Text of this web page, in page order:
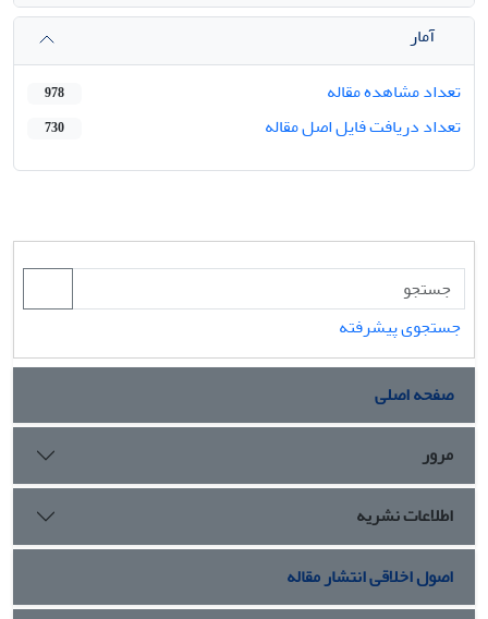
آمار
تعداد مشاهده مقاله
978
تعداد دریافت فایل اصل مقاله 730
جستجوی پیشرفته
صفحه اصلی
مرور
اطلاعات نشریه
اصول اخلاقی انتشار مقاله